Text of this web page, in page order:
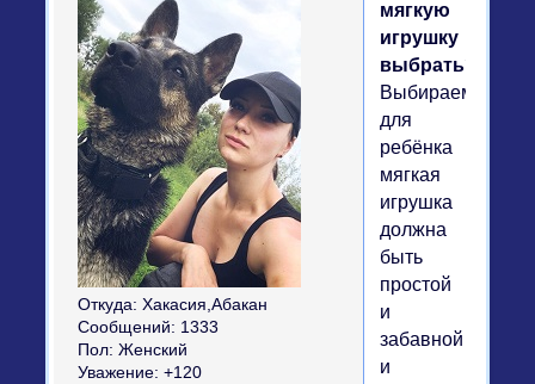
Откуда: Хакасия,Абакан
Сообщений: 1333
Пол: Женский
Уважение: +120
мягкую
игрушку
выбрать?
Выбираемая
для
ребёнка
мягкая
игрушка
должна
быть
простой
и
забавной
и